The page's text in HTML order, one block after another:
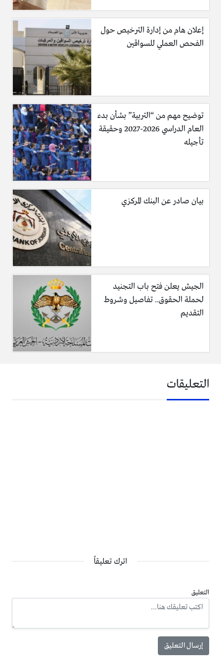
إعلان هام من إدارة الترخيص حول
الفحص العملي للسواقين
توضيح مهم من “التربية” بشأن بدء
العام الدراسي 2026-2027 وحقيقة
تأجيله
بيان صادر عن البنك المركزي
الجيش يعلن فتح باب التجنيد
لحملة الحقوق.. تفاصيل وشروط
التقديم
التعليقات
اترك تعليقاً
التعليق